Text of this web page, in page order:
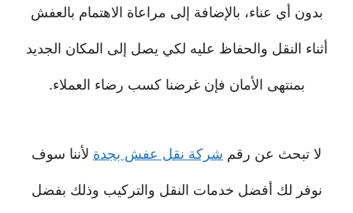
بدون أي عناء، بالإضافة إلى مراعاة الاهتمام بالعفش
أثناء النقل والحفاظ عليه لكي يصل إلى المكان الجديد
بمنتهى الأمان فإن غرضنا كسب رضاء العملاء.
لا تبحث عن رقم شركة نقل عفش بجدة لأننا سوف
نوفر لك أفضل خدمات النقل والتركيب وذلك بفضل